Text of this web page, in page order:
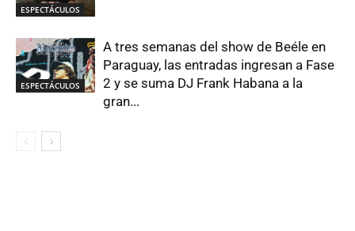
ESPECTÁCULOS
ESPECTÁCULOS
A tres semanas del show de Beéle en
Paraguay, las entradas ingresan a Fase
2 y se suma DJ Frank Habana a la
gran...